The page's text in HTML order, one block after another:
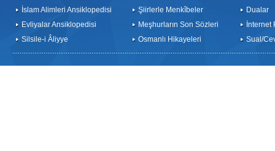
İslam Alimleri Ansiklopedisi
Evliyalar Ansiklopedisi
Silsile-i Âliyye
Şiirlerle Menkîbeler
Meşhurların Son Sözleri
Osmanlı Hikayeleri
Dualar
İnternet
Sual/